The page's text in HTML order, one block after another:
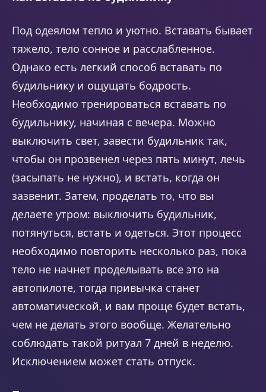
Под одеялом тепло и уютно. Вставать бывает
тяжело, тело сонное и расслабленное.
Однако есть легкий способ вставать по
будильнику и ощущать бодрость.
Необходимо тренироваться вставать по
будильнику, начиная с вечера. Можно
выключить свет, завести будильник так,
чтобы он прозвенел через пять минут, лечь
(засыпать не нужно), и встать, когда он
зазвенит. Затем, проделать то, что вы
делаете утром: выключить будильник,
потянуться, встать и одеться. Этот процесс
необходимо повторить несколько раз, пока
тело не начнет проделывать все это на
автопилоте, тогда привычка станет
автоматической, и вам проще будет встать,
чем не делать этого вообще. Желательно
соблюдать такой ритуал 7 дней в неделю.
Исключением может стать отпуск.